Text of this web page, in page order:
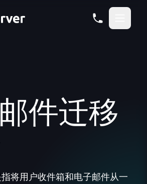
件迁移
将用户收件箱和电子邮件从一